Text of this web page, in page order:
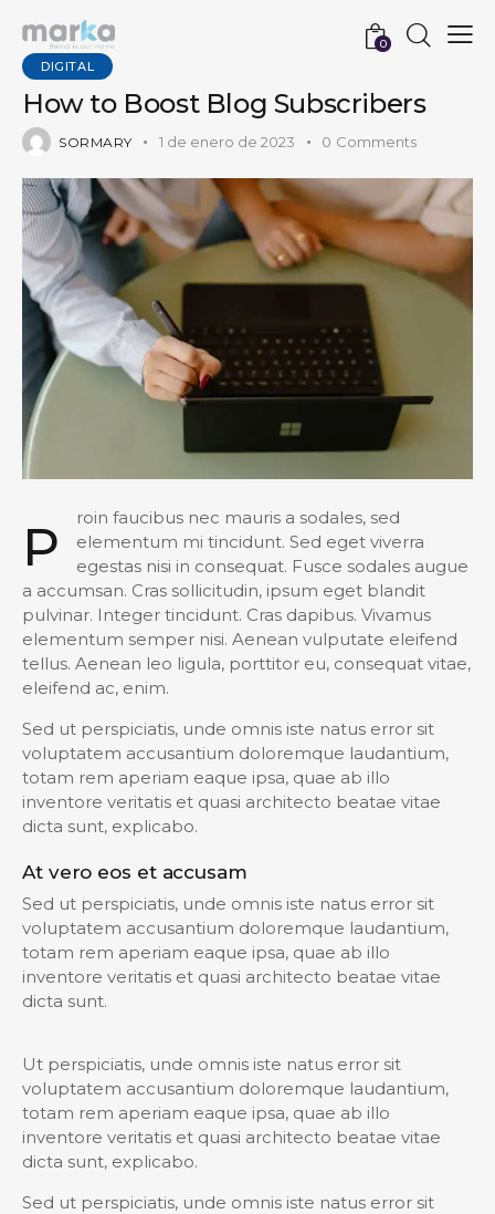
0
DIGITAL
How to Boost Blog Subscribers
SORMARY 1 de enero de 2023 0 Comments
P
roin faucibus nec mauris a sodales, sed
elementum mi tincidunt. Sed eget viverra
egestas nisi in consequat. Fusce sodales augue
a accumsan. Cras sollicitudin, ipsum eget blandit
pulvinar. Integer tincidunt. Cras dapibus. Vivamus
elementum semper nisi. Aenean vulputate eleifend
tellus. Aenean leo ligula, porttitor eu, consequat vitae,
eleifend ac, enim.
Sed ut perspiciatis, unde omnis iste natus error sit
voluptatem accusantium doloremque laudantium,
totam rem aperiam eaque ipsa, quae ab illo
inventore veritatis et quasi architecto beatae vitae
dicta sunt, explicabo.
At vero eos et accusam
Sed ut perspiciatis, unde omnis iste natus error sit
voluptatem accusantium doloremque laudantium,
totam rem aperiam eaque ipsa, quae ab illo
inventore veritatis et quasi architecto beatae vitae
dicta sunt.
Ut perspiciatis, unde omnis iste natus error sit
voluptatem accusantium doloremque laudantium,
totam rem aperiam eaque ipsa, quae ab illo
inventore veritatis et quasi architecto beatae vitae
dicta sunt, explicabo.
Sed ut perspiciatis, unde omnis iste natus error sit